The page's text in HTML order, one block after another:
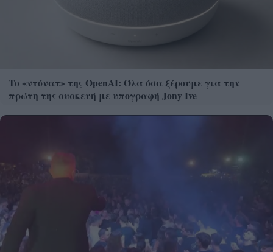
Το «ντόνατ» της OpenAI: Όλα όσα ξέρουμε για την
πρώτη της συσκευή με υπογραφή Jony Ive